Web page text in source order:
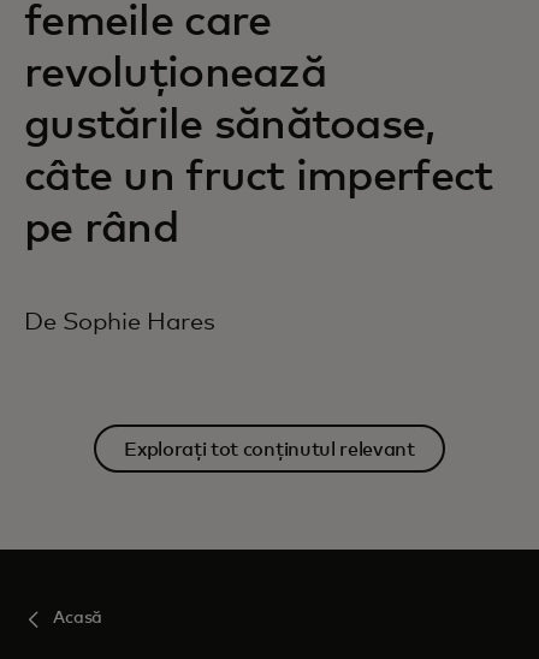
femeile care
revoluționează
gustările sănătoase,
câte un fruct imperfect
pe rând
De Sophie Hares
Explorați tot conținutul relevant
Acasă